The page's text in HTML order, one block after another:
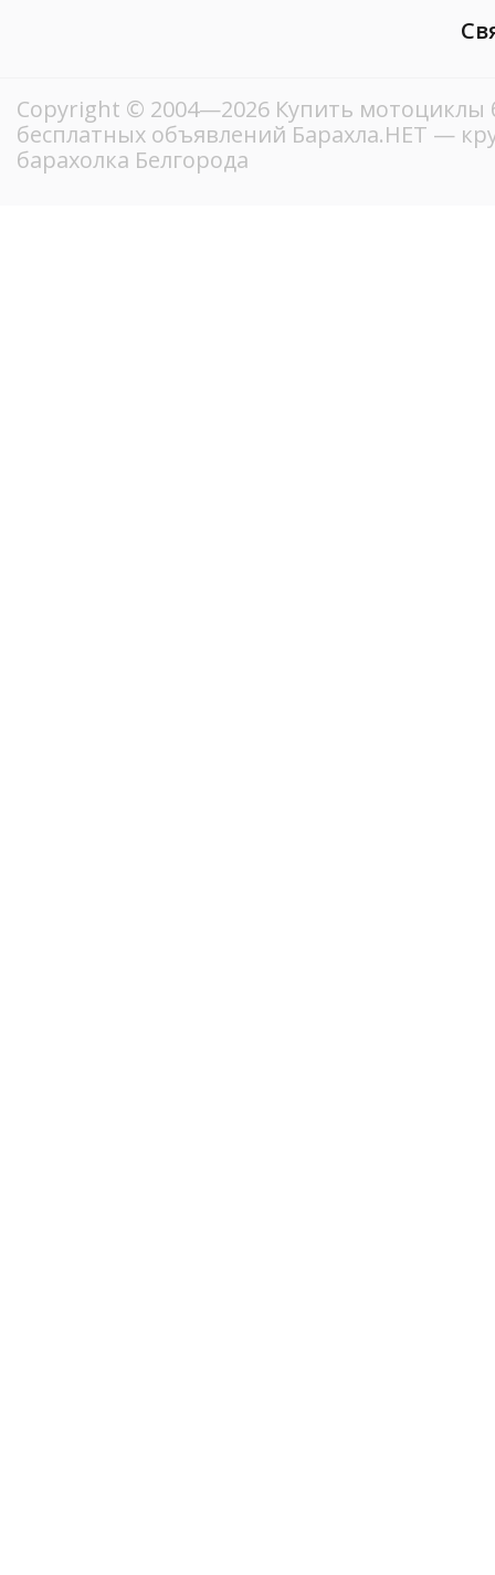
Copyright © 2004—2026 Купить мотоциклы
бесплатных объявлений Барахла.НЕТ —
барахолка Белгорода